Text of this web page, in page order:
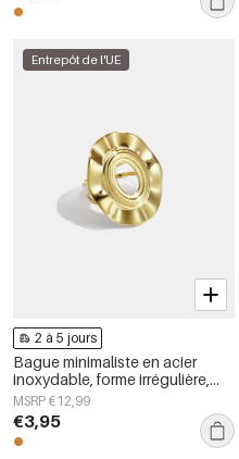
Entrepôt de l'UE
2 à 5 jours
Bague minimaliste en acier
inoxydable, forme irrégulière,
collection Simple Daily Simple,
bijoux pour femmes
MSRP €12,99
€3,95